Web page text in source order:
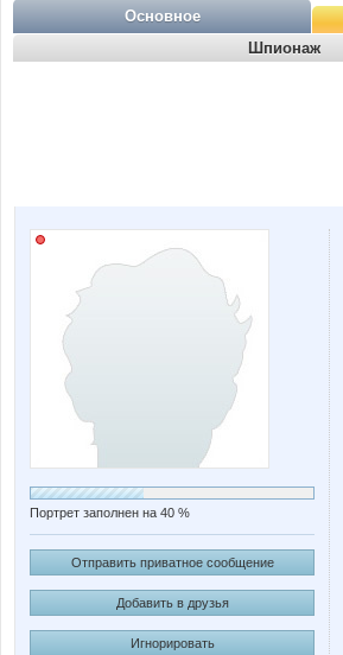
Основное
Шпионаж
Портрет заполнен на 40 %
Отправить приватное сообщение
Добавить в друзья
Игнорировать